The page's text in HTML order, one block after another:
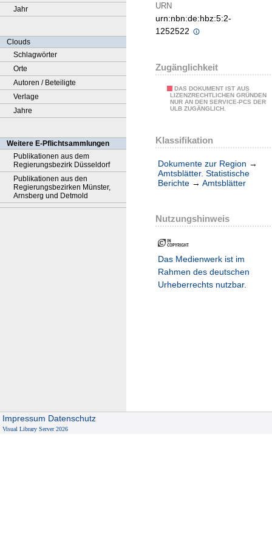
Jahr
Clouds
Schlagwörter
Orte
Autoren / Beteiligte
Verlage
Jahre
Weitere E-Pflichtsammlungen
Publikationen aus dem
Regierungsbezirk Düsseldorf
Publikationen aus den
Regierungsbezirken Münster,
Arnsberg und Detmold
URN
urn:nbn:de:hbz:5:2-
1252522
Zugänglichkeit
DAS DOKUMENT IST AUS
LIZENZRECHTLICHEN GRÜNDEN
NUR AN DEN SERVICE-PCS DER
ULB ZUGÄNGLICH.
Klassifikation
Dokumente zur Region →
Amtsblätter. Statistische
Berichte → Amtsblätter
Nutzungshinweis
Das Medienwerk ist im
Rahmen des deutschen
Urheberrechts nutzbar.
Impressum Datenschutz
Visual Library Server 2026